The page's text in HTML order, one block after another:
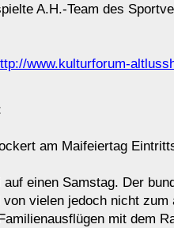
A.H.-Team des
www.kulturforum-
am Maifeiertag
einen Samstag. Der
von vielen jedoch nicht
mit dem